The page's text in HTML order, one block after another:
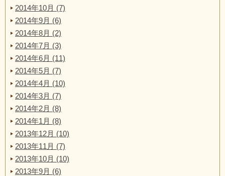
2014年10月 (7)
2014年9月 (6)
2014年8月 (2)
2014年7月 (3)
2014年6月 (11)
2014年5月 (7)
2014年4月 (10)
2014年3月 (7)
2014年2月 (8)
2014年1月 (8)
2013年12月 (10)
2013年11月 (7)
2013年10月 (10)
2013年9月 (6)